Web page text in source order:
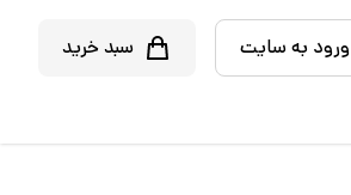
ورود به سایت سبد خرید